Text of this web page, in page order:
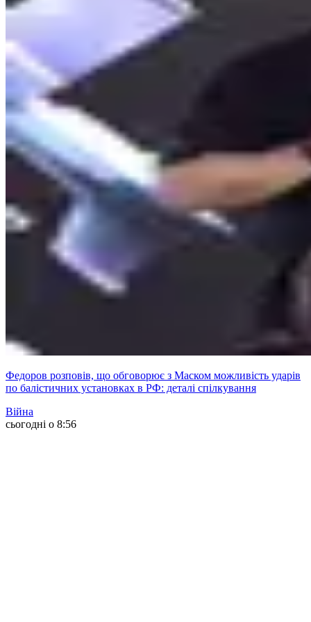
Федоров розповів, що обговорює з Маском можливість ударів
по балістичних установках в РФ: деталі спілкування
Війна
сьогодні о 8:56